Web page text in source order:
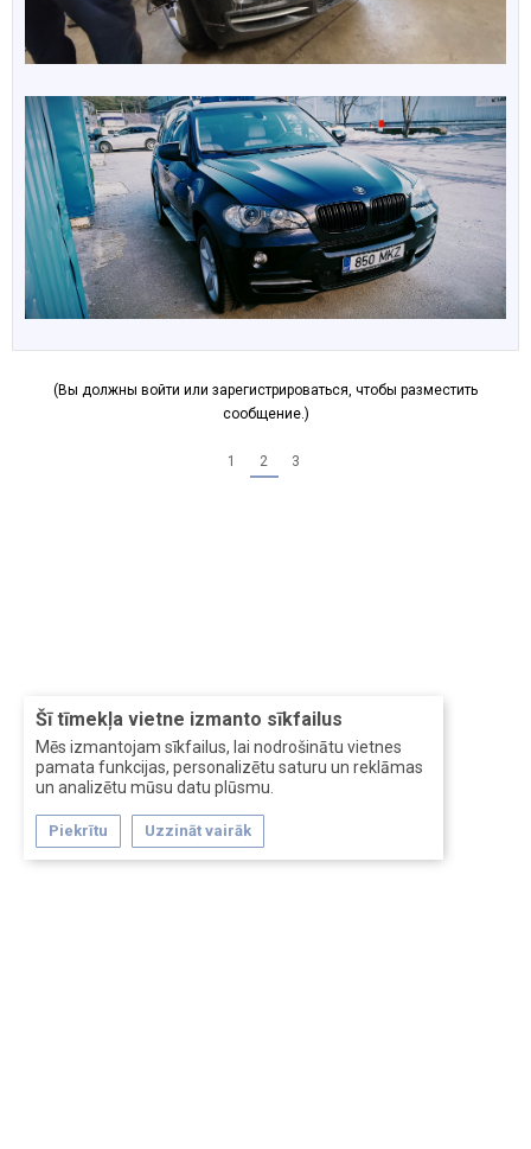
Šī tīmekļa vietne izmanto sīkfailus
Mēs izmantojam sīkfailus, lai nodrošinātu vietnes
pamata funkcijas, personalizētu saturu un reklāmas
un analizētu mūsu datu plūsmu.
Piekrītu Uzzināt vairāk
(Вы должны войти или зарегистрироваться, чтобы разместить
сообщение.)
1 2 3